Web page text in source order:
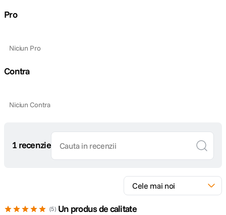
Pro
Niciun Pro
Contra
Niciun Contra
1 recenzie
5 Un produs de calitate